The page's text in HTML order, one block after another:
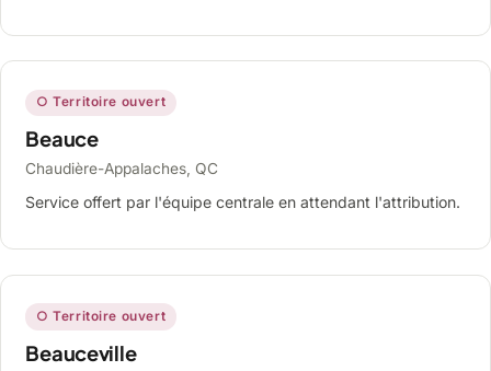
○ Territoire ouvert
Beauce
Chaudière-Appalaches, QC
Service offert par l'équipe centrale en attendant l'attribution.
○ Territoire ouvert
Beauceville